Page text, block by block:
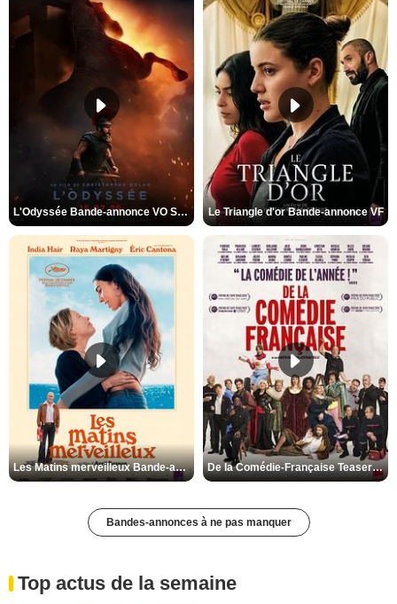
L'Odyssée Bande-annonce VO STFR Le Triangle d'or Bande-annonce VF
Les Matins merveilleux Bande-annonce VF De la Comédie-Française Teaser VF
Bandes-annonces à ne pas manquer
Top actus de la semaine